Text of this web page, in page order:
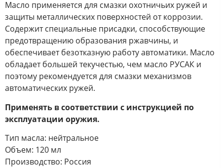
Масло применяется для смазки охотничьих ружей и
защиты металлических поверхностей от коррозии.
Содержит специальные присадки, способствующие
предотвращению образования ржавчины, и
обеспечивает безотказную работу автоматики. Масло
обладает большей текучестью, чем масло РУСАК и
поэтому рекомендуется для смазки механизмов
автоматических ружей.
Применять в соответствии с инструкцией по
эксплуатации оружия.
Тип масла: нейтральное
Объем: 120 мл
Производство: Россия